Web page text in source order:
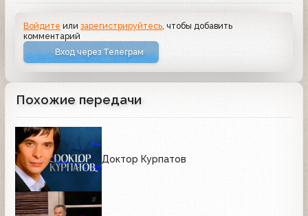
Войдите илизарегистрируйтесь, чтобы добавить
комментарий
Вход через Телеграм
Похожие передачи
Доктор Курпатов